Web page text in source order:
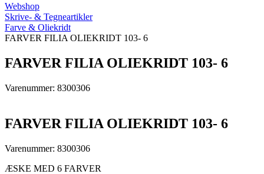
Webshop
Skrive- & Tegneartikler
Farve & Oliekridt
FARVER FILIA OLIEKRIDT 103- 6
FARVER FILIA OLIEKRIDT 103- 6
Varenummer: 8300306
FARVER FILIA OLIEKRIDT 103- 6
Varenummer: 8300306
ÆSKE MED 6 FARVER